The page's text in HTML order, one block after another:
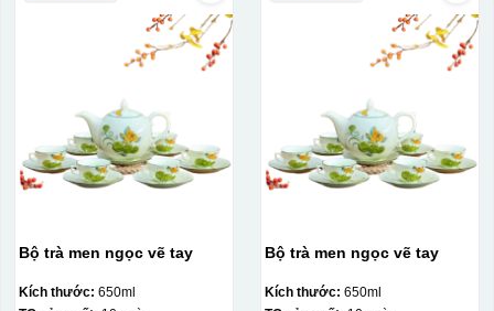
Bộ trà men ngọc vẽ tay
Kích thước: 650ml
Bộ trà men ngọc vẽ tay
Kích thước: 650ml